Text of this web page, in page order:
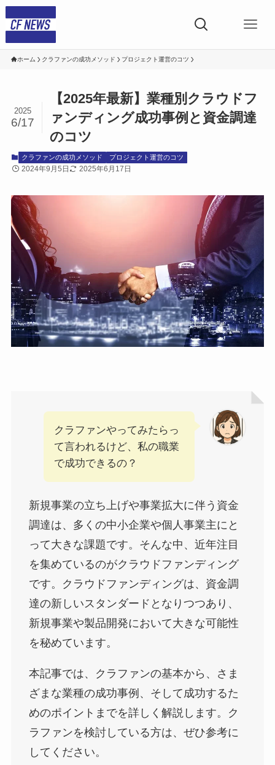
ホーム クラファンの成功メソッド プロジェクト運営のコツ
【2025年最新】業種別クラウドフ
ァンディング成功事例と資金調達
のコツ
2025
6/17
クラファンの成功メソッド プロジェクト運営のコツ
2024年9月5日 2025年6月17日
クラファンやってみたらっ
て言われるけど、私の職業
で成功できるの？
新規事業の立ち上げや事業拡大に伴う資金
調達は、多くの中小企業や個人事業主にと
って大きな課題です。そんな中、近年注目
を集めているのがクラウドファンディング
です。クラウドファンディングは、資金調
達の新しいスタンダードとなりつつあり、
新規事業や製品開発において大きな可能性
を秘めています。
本記事では、クラファンの基本から、さま
ざまな業種の成功事例、そして成功するた
めのポイントまでを詳しく解説します。ク
ラファンを検討している方は、ぜひ参考に
してください。